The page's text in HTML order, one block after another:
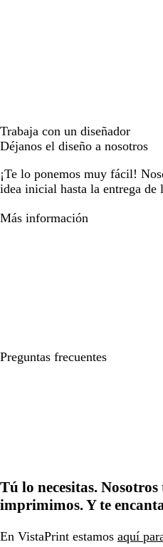
Trabaja con un diseñador
Déjanos el diseño a nosotros
¡Te lo ponemos muy fácil!
idea inicial hasta la entrega de
Más información
Preguntas frecuentes
Tú lo necesitas. Nosotros
imprimimos. Y te
En VistaPrint estamos aquí